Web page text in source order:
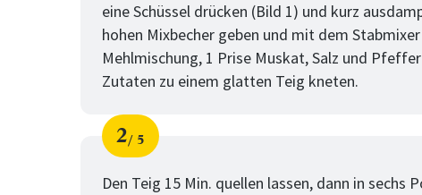
eine Schüssel drücken (Bild 1) und kurz
hohen Mixbecher geben und mit dem
Mehlmischung, 1 Prise Muskat, Salz und
Zutaten zu einem glatten Teig kneten.
Schritt
2
von
5
Den Teig 15 Min. quellen lassen, dann in